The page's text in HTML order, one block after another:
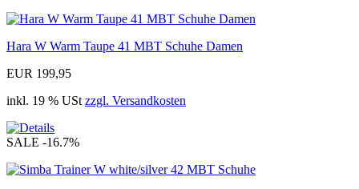
Hara W Warm Taupe 41 MBT Schuhe Damen
EUR 199,95
inkl. 19 % USt zzgl. Versandkosten
SALE -16.7%